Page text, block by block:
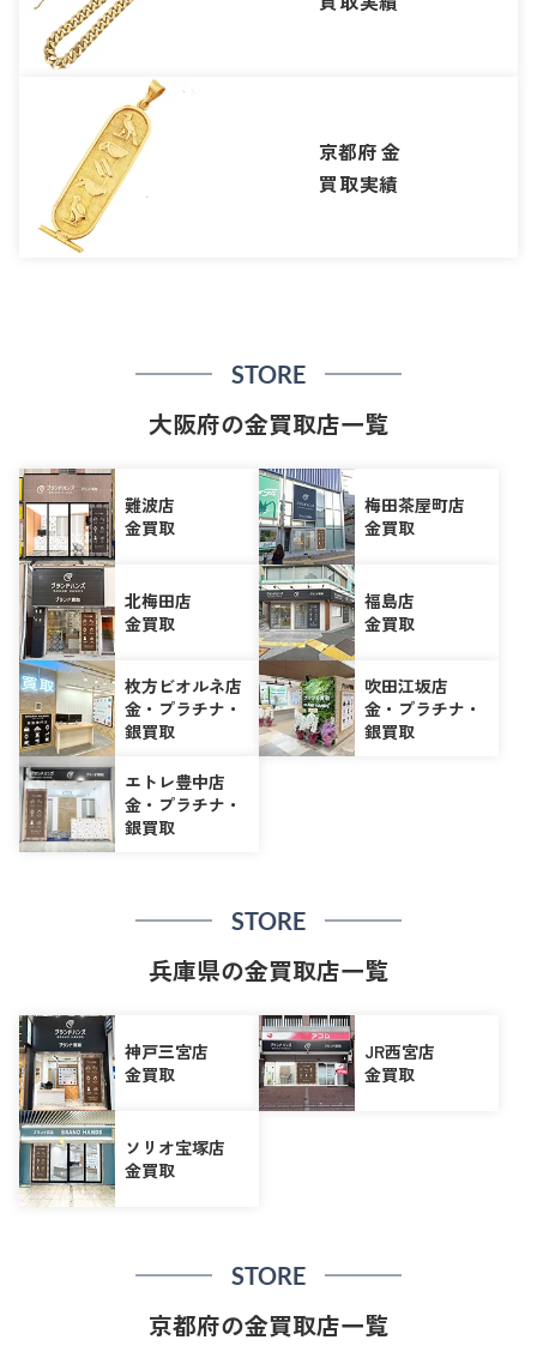
京都府 金
買取実績
STORE
大阪府の金買取店一覧
難波店
金買取
梅田茶屋町店
金買取
北梅田店
金買取
福島店
金買取
枚方ビオルネ店
金・プラチナ・
銀買取
吹田江坂店
金・プラチナ・
銀買取
エトレ豊中店
金・プラチナ・
銀買取
STORE
兵庫県の金買取店一覧
神戸三宮店
金買取
JR西宮店
金買取
ソリオ宝塚店
金買取
STORE
京都府の金買取店一覧